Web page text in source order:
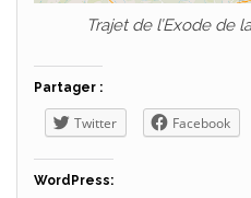
Trajet de l’Exode de
Partager :
Twitter Facebook
WordPress: